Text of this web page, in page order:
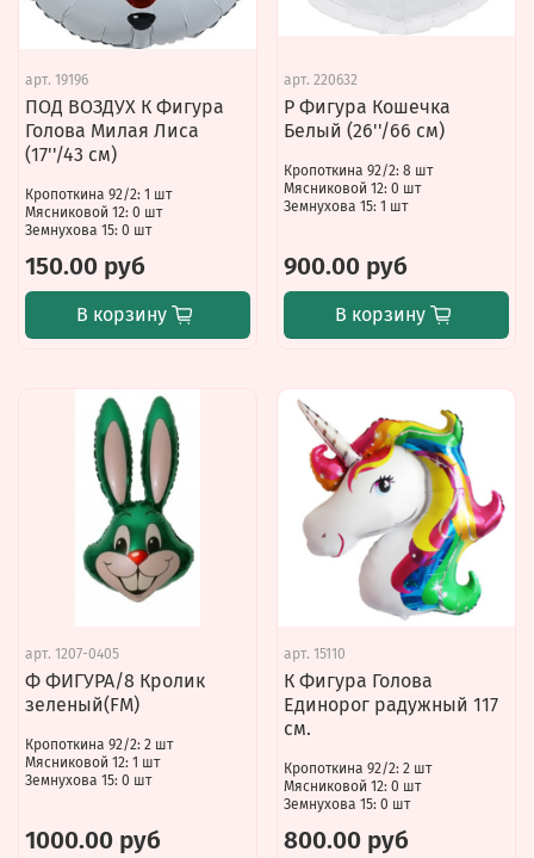
арт. 19196
ПОД ВОЗДУХ К Фигура
Голова Милая Лиса
(17''/43 см)
Кропоткина 92/2: 1 шт
Мясниковой 12: 0 шт
Земнухова 15: 0 шт
150.00 руб
В корзину
арт. 220632
Р Фигура Кошечка
Белый (26''/66 см)
Кропоткина 92/2: 8 шт
Мясниковой 12: 0 шт
Земнухова 15: 1 шт
900.00 руб
В корзину
арт. 1207-0405
Ф ФИГУРА/8 Кролик
зеленый(FM)
Кропоткина 92/2: 2 шт
Мясниковой 12: 1 шт
Земнухова 15: 0 шт
1000.00 руб
арт. 15110
К Фигура Голова
Единорог радужный 117
см.
Кропоткина 92/2: 2 шт
Мясниковой 12: 0 шт
Земнухова 15: 0 шт
800.00 руб